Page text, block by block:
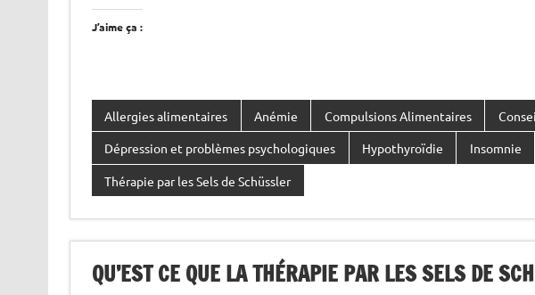
J’aime ça :
Allergies alimentaires Anémie Compulsions Alimentaires
Dépression et problèmes psychologiques Hypothyroïdie Insomnie
Thérapie par les Sels de Schüssler
QU’EST CE QUE LA THÉRAPIE PAR LES SELS DE